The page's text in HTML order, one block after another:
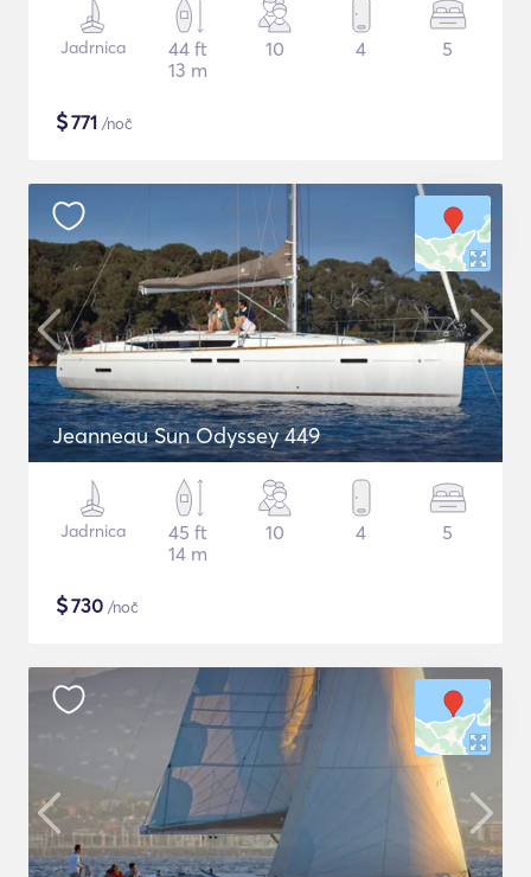
Jadrnica
44 ft
13 m
10 4 5
$771 /noč
Jeanneau Sun Odyssey 449
Jadrnica
45 ft
14 m
10 4 5
$730 /noč